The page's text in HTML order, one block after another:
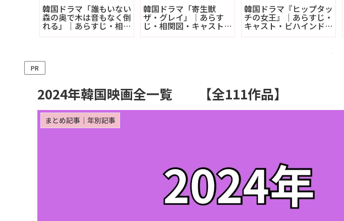
韓国ドラマ「誰もいない
森の奥で木は音もなく倒
れる」｜あらすじ・相関
図・キャスト・ビハイン
韓国ドラマ「寄生獣
ザ・グレイ」｜あらす
じ・相関図・キャスト・
ビハインド・OST
韓国ドラマ『ヒップタッ
チの女王』｜あらすじ・
キャスト・ビハインド・
OSTなど
PR
2024年韓国映画全一覧 【全111作品】
まとめ記事｜年別記事